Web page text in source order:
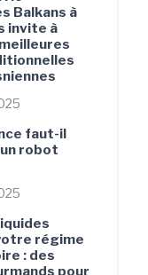
Balkans à
invite à
faut-il
robot
régime
: des
pour